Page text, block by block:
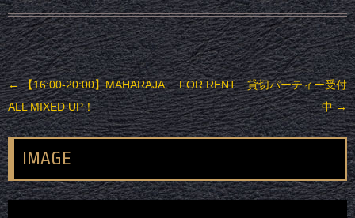
投稿ナビゲーション
←【16:00-20:00】MAHARAJA
ALL MIXED UP！
FOR RENT 貸切パーティー受付
中→
IMAGE